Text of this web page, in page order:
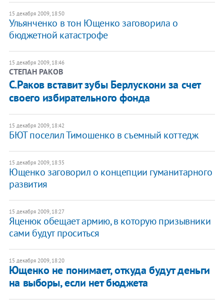
15 декабря 2009, 18:50
Ульянченко в тон Ющенко заговорила о
бюджетной катастрофе
15 декабря 2009, 18:46
СТЕПАН РАКОВ
С.Раков вставит зубы Берлускони за счет
своего избирательного фонда
15 декабря 2009, 18:42
БЮТ поселил Тимошенко в съемный коттедж
15 декабря 2009, 18:35
Ющенко заговорил о концепции гуманитарного
развития
15 декабря 2009, 18:27
Яценюк обещает армию, в которую призывники
сами будут проситься
15 декабря 2009, 18:20
Ющенко не понимает, откуда будут деньги
на выборы, если нет бюджета